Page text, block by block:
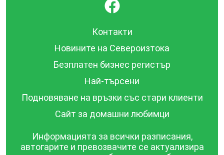
Контакти
Новините на Североизтока
Безплатен бизнес регистър
Най-търсени
Подновяване на връзки със стари клиенти
Сайт за домашни любимци
Информацията за всички разписания,
автогарите и превозвачите се актуализира